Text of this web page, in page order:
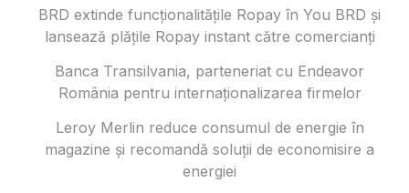
BRD extinde funcționalitățile Ropay în You BRD și
lansează plățile Ropay instant către comercianți
Banca Transilvania, parteneriat cu Endeavor
România pentru internaționalizarea firmelor
Leroy Merlin reduce consumul de energie în
magazine și recomandă soluții de economisire a
energiei